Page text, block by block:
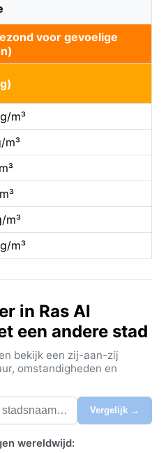
voor gevoelige
m³
m³
m³
m³
in Ras Al
een andere stad
bekijk een zij-aan-zij
omstandigheden en
Vergelijk →
wereldwijd: